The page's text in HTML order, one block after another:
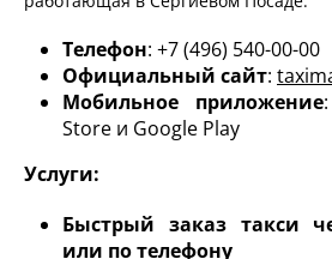
Телефон: +7 (496) 540-00-00
Официальный сайт:
Мобильное приложение
Store и Google Play
Услуги:
Быстрый заказ такси
или по телефону